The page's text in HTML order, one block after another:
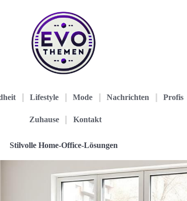
Lifestyle Mode Nachrichten Profis
Zuhause Kontakt
Stilvolle Home-Office-Lösungen